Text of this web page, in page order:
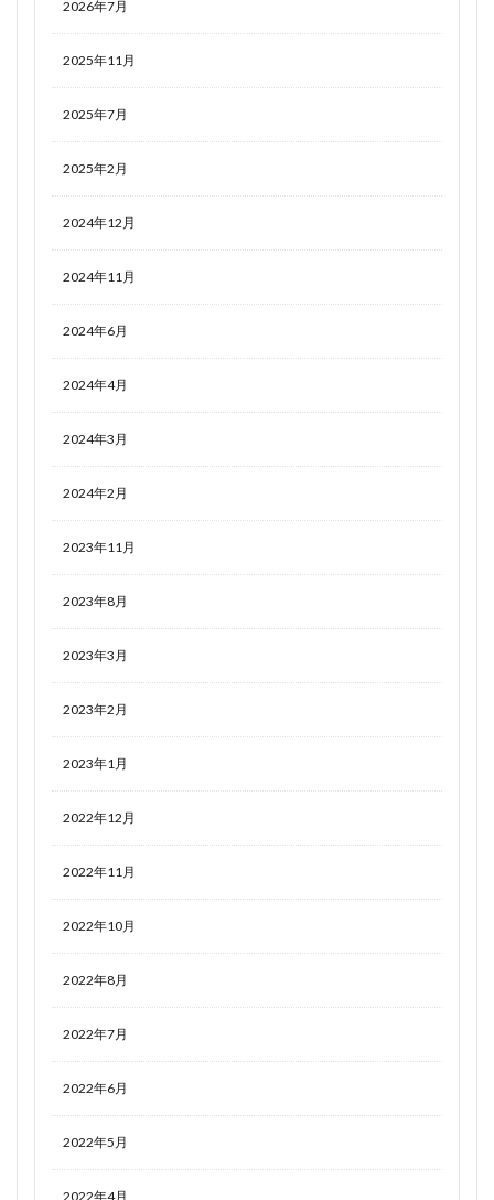
2026年7月
2025年11月
2025年7月
2025年2月
2024年12月
2024年11月
2024年6月
2024年4月
2024年3月
2024年2月
2023年11月
2023年8月
2023年3月
2023年2月
2023年1月
2022年12月
2022年11月
2022年10月
2022年8月
2022年7月
2022年6月
2022年5月
2022年4月